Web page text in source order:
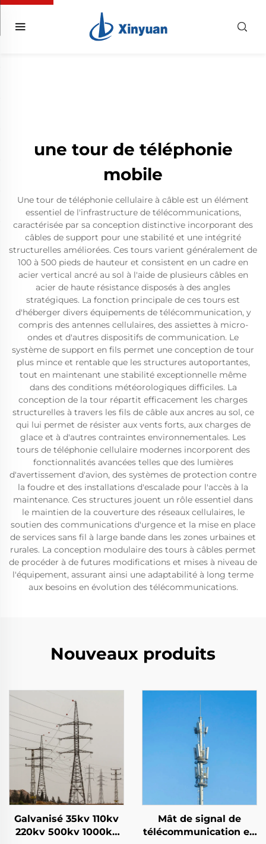
une tour de téléphonie
mobile
Une tour de téléphonie cellulaire à câble est un élément
essentiel de l'infrastructure de télécommunications,
caractérisée par sa conception distinctive incorporant des
câbles de support pour une stabilité et une intégrité
structurelles améliorées. Ces tours varient généralement de
100 à 500 pieds de hauteur et consistent en un cadre en
acier vertical ancré au sol à l'aide de plusieurs câbles en
acier de haute résistance disposés à des angles
stratégiques. La fonction principale de ces tours est
d'héberger divers équipements de télécommunication, y
compris des antennes cellulaires, des assiettes à micro-
ondes et d'autres dispositifs de communication. Le
système de support en fils permet une conception de tour
plus mince et rentable que les structures autoportantes,
tout en maintenant une stabilité exceptionnelle même
dans des conditions météorologiques difficiles. La
conception de la tour répartit efficacement les charges
structurelles à travers les fils de câble aux ancres au sol, ce
qui lui permet de résister aux vents forts, aux charges de
glace et à d'autres contraintes environnementales. Les
tours de téléphonie cellulaire modernes incorporent des
fonctionnalités avancées telles que des lumières
d'avertissement d'avion, des systèmes de protection contre
la foudre et des installations d'escalade pour l'accès à la
maintenance. Ces structures jouent un rôle essentiel dans
le maintien de la couverture des réseaux cellulaires, le
soutien des communications d'urgence et la mise en place
de services sans fil à large bande dans les zones urbaines et
rurales. La conception modulaire des tours à câbles permet
de procéder à de futures modifications et mises à niveau de
l'équipement, assurant ainsi une adaptabilité à long terme
aux besoins en évolution des télécommunications.
Nouveaux produits
Galvanisé 35kv 110kv
220kv 500kv 1000kv
Mât de signal de
télécommunication en